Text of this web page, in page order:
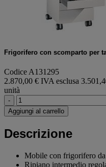
Frigorifero con scomparto per
Codice A131295
2.870,00 € IVA esclusa
unità
-
Aggiungi al carrello
Descrizione
Mobile con frigorifero
Ripiano intermedio